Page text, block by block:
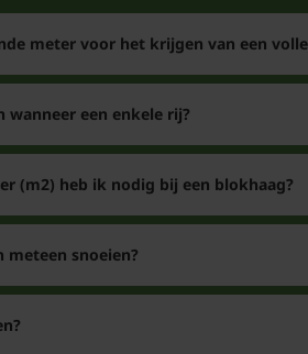
meter voor het krijgen van een volle
een enkele rij?
(m2) heb ik nodig bij een blokhaag?
meteen snoeien?